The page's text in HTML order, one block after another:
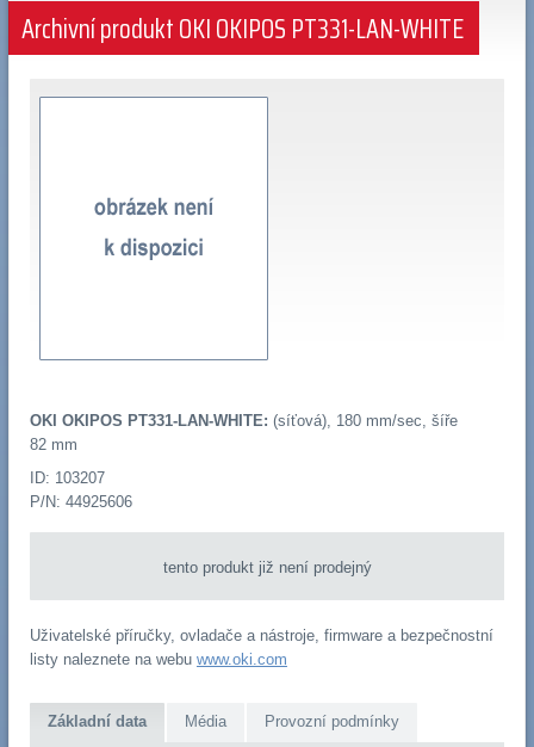
Archivní produkt OKI OKIPOS PT331-LAN-WHITE
OKI OKIPOS PT331-LAN-WHITE: (síťová), 180 mm/sec, šíře
82 mm
ID: 103207
P/N: 44925606
tento produkt již není prodejný
Uživatelské příručky, ovladače a nástroje, firmware a bezpečnostní
listy naleznete na webu www.oki.com
Základní data Média Provozní podmínky